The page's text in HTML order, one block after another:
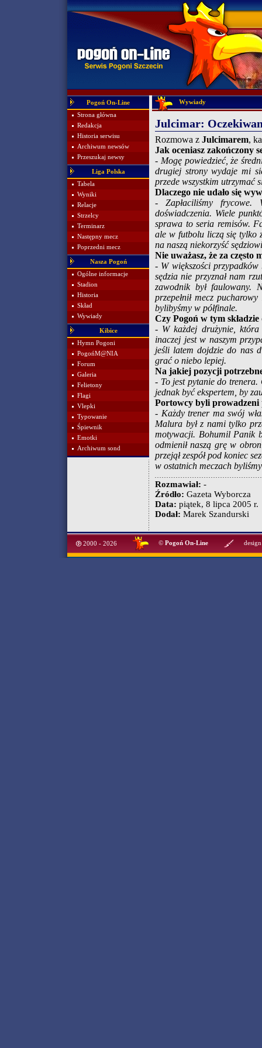
Pogoń On-Line
Strona główna
Redakcja
Historia serwisu
Archiwum newsów
Przeszukaj newsy
Liga Polska
Tabela
Wyniki
Relacje
Strzelcy
Terminarz
Następny mecz
Poprzedni mecz
Nasza Pogoń
Ogólne informacje
Stadion
Historia
Skład
Wywiady
Kibice
Hymn Pogoni
PogońM@NIA
Forum
Galeria
Felietony
Flagi
Vlepki
Typowanie
Śpiewnik
Emotki
Archiwum sond
Wywiady
Julcimar:
Rozmowa z Julcimarem,
Jak oceniasz zakończony
- Mogę powiedzieć, że
drugiej strony wydaje mi
przede wszystkim utrzymać
Dlaczego nie udało się
- Zapłaciliśmy frycowe.
doświadczenia. Wiele
sprawa to seria remisów.
ale w futbolu liczą się tylko
na naszą niekorzyść
Nie uważasz, że za często
- W większości
sędzia nie przyznał nam
zawodnik był faulowany.
przepełnił mecz
bylibyśmy w półfinale.
Czy Pogoń w tym
- W każdej drużynie, która
inaczej jest w naszym
jeśli latem dojdzie do nas
grać o niebo lepiej.
Na jakiej pozycji
- To jest pytanie do
jednak być ekspertem, by
Portowcy byli prowadzeni
- Każdy trener ma swój
Malura był z nami tylko
motywacji. Bohumil Panik
odmienił naszą grę w
przejął zespół pod koniec
w ostatnich meczach
Rozmawiał: -
Źródło: Gazeta Wyborcza
Data: piątek, 8 lipca 2005 r.
Dodał: Marek Szandurski
2000 - 2026 © Pogoń On-Line